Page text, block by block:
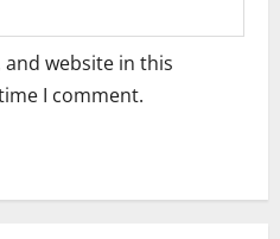
and website in this
I comment.